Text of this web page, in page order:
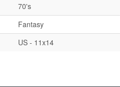
70's
Fantasy
US - 11x14